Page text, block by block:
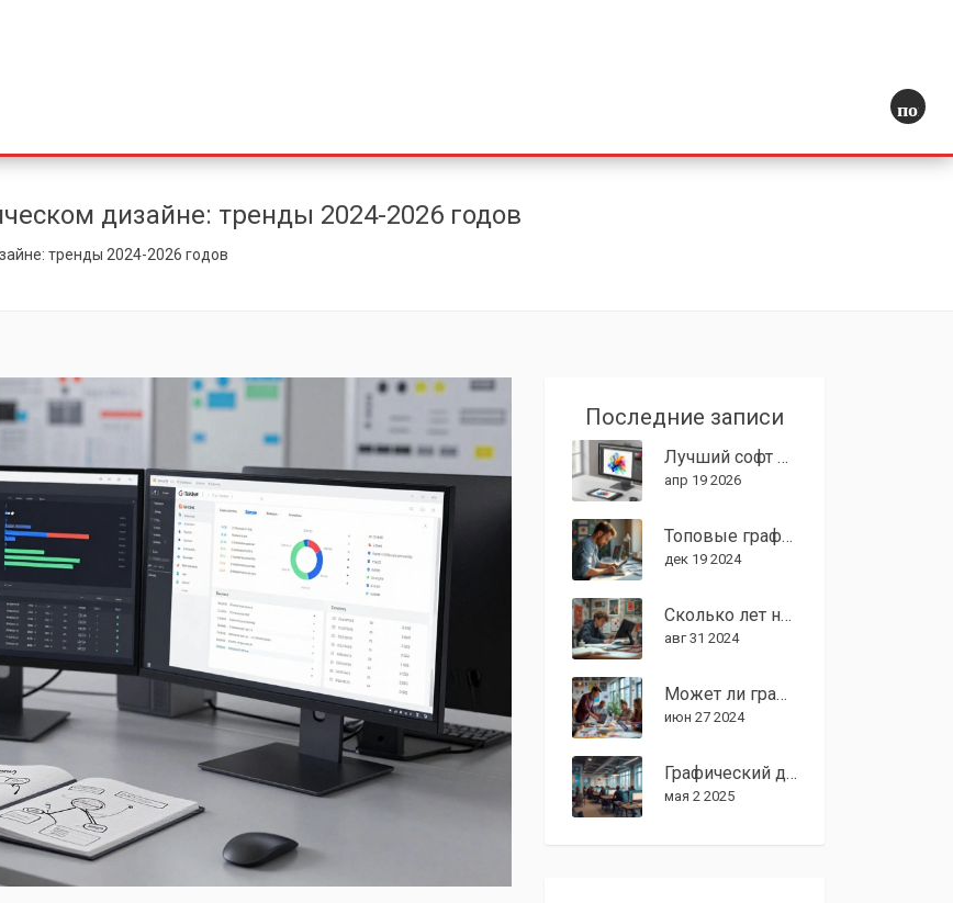
поиск
дизайне: тренды 2024-2026 годов
тренды 2024-2026 годов
Последние записи
Лучший софт для графического дизайна: чем работают профи в 2026 году
апр 19 2026
Топовые графические дизайнеры 2024
дек 19 2024
Сколько лет нужно учиться на графического дизайнера в 2024 году?
авг 31 2024
Может ли графический дизайнер обойтись без умения рисовать?
июн 27 2024
Графический дизайнер в Москве: от чего зависит зарплата и сколько реально платят
мая 2 2025